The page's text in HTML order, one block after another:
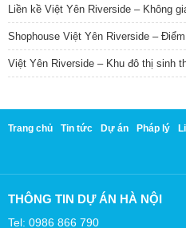
Liền kề Việt Yên Riverside – Không
Shophouse Việt Yên Riverside –
Việt Yên Riverside – Khu đô thị sinh
Trang chủ Tin tức Dự án Pháp lý
THÔNG TIN DỰ ÁN HÀ NỘI
Tel: 0986 866 790